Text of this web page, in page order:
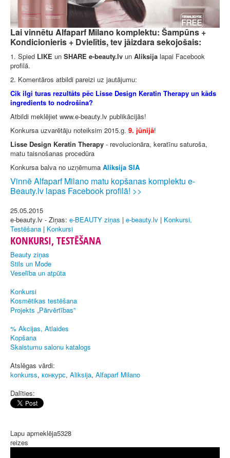
Lai vinnētu Alfaparf Milano komplektu: Šampūns +
Kondicionieris + Dvielītis, tev jāizdara sekojošais:
1. Spied LIKE un SHARE e-beauty.lv un Aliksija lapai Facebook
profilā.
2. Komentāros atbildi pareizi uz jautājumu:
Cik ilgi turas rezultāts pēc Lisse Design Keratin Therapy un kāds
ingredients to nodrošina?
Atbildi meklējiet www.e-beauty.lv publikācijās!
Konkursa uzvarētāju noteiksim 2015.g. 9. jūnijā!
Lisse Design Keratin Therapy - revolucionāra, keratīnu saturoša,
matu taisnošanas procedūra
Konkursa balva no uzņēmuma Aliksija SIA
Vinnē Alfaparf Milano matu kopšanas komplektu e-
Beauty.lv lapas Facebook profilā! >>
25.05.2015
e-beauty.lv - Ziņas: e-BEAUTY ziņas | e-beauty.lv | Konkursi,
Testēšana | Konkursi
KONKURSI, TESTĒŠANA
Beauty ziņas
Stils un Mode
Veselība un atpūta
Konkursi
Kosmētikas testēšana
Projekts „Pārvērtības”
% Akcijas, Atlaides
Kopšana
Skaistumu salonu katalogs
Atslēgas vārdi:
konkurss, конкурс, Aliksija, Alfaparf Milano
Dalīties:
Lapu apmeklēja5328
reizes